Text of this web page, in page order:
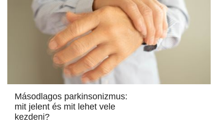
Másodlagos parkinsonizmus:
mit jelent és mit lehet vele
kezdeni?